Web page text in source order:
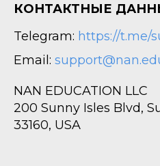
КОНТАКТНЫЕ
Telegram: https://t.me/
Email:
NAN EDUCATION LLC
200 Sunny Isles Blvd,
33160, USA